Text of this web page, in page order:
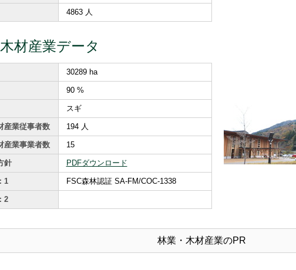
4863 人
材産業データ
30289 ha
90 %
スギ
産業従事者数 194 人
産業事業者数 15
針 PDFダウンロード
1 FSC森林認証 SA-FM/COC-1338
2
林業・木材産業のPR